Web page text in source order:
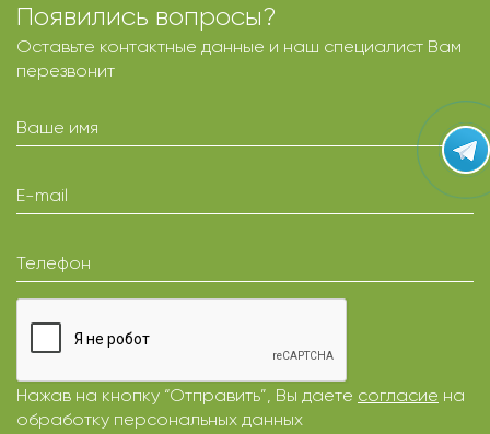
Появились вопросы?
Оставьте контактные данные и наш специалист Вам
перезвонит
Ваше имя
E-mail
Телефон
Нажав на кнопку “Отправить”, Вы даете согласие на
обработку персональных данных